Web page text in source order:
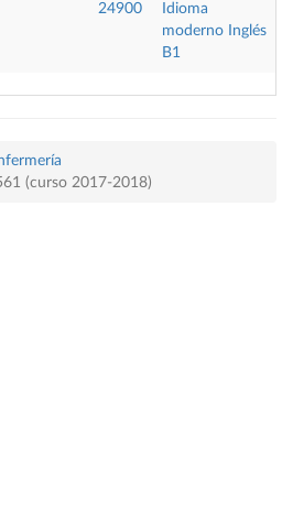
24900
Idioma
moderno Inglés
B1
(curso 2017-2018)